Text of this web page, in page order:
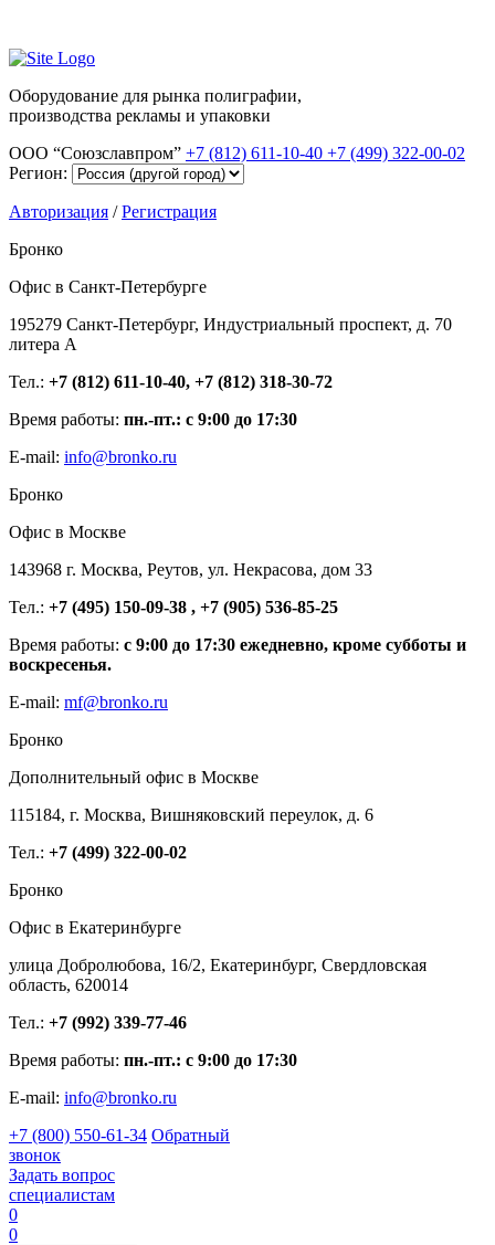
Оборудование для рынка полиграфии,
производства рекламы и упаковки
ООО “Союзславпром” +7 (812) 611-10-40 +7 (499) 322-00-02
Регион:
Авторизация /Регистрация
Бронко
Офис в Санкт-Петербурге
195279 Санкт-Петербург, Индустриальный проспект, д. 70
литера А
Тел.: +7 (812) 611-10-40, +7 (812) 318-30-72
Время работы: пн.-пт.: с 9:00 до 17:30
E-mail: info@bronko.ru
Бронко
Офис в Москве
143968 г. Москва, Реутов, ул. Некрасова, дом 33
Тел.: +7 (495) 150-09-38 , +7 (905) 536-85-25
Время работы: с 9:00 до 17:30 ежедневно, кроме субботы и
воскресенья.
E-mail: mf@bronko.ru
Бронко
Дополнительный офис в Москве
115184, г. Москва, Вишняковский переулок, д. 6
Тел.: +7 (499) 322-00-02
Бронко
Офис в Екатеринбурге
улица Добролюбова, 16/2, Екатеринбург, Свердловская
область, 620014
Тел.: +7 (992) 339-77-46
Время работы: пн.-пт.: с 9:00 до 17:30
E-mail: info@bronko.ru
+7 (800) 550-61-34 Обратный
звонок
Задать вопрос
специалистам
0
0